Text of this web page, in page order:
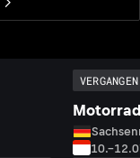
VERGANGEN